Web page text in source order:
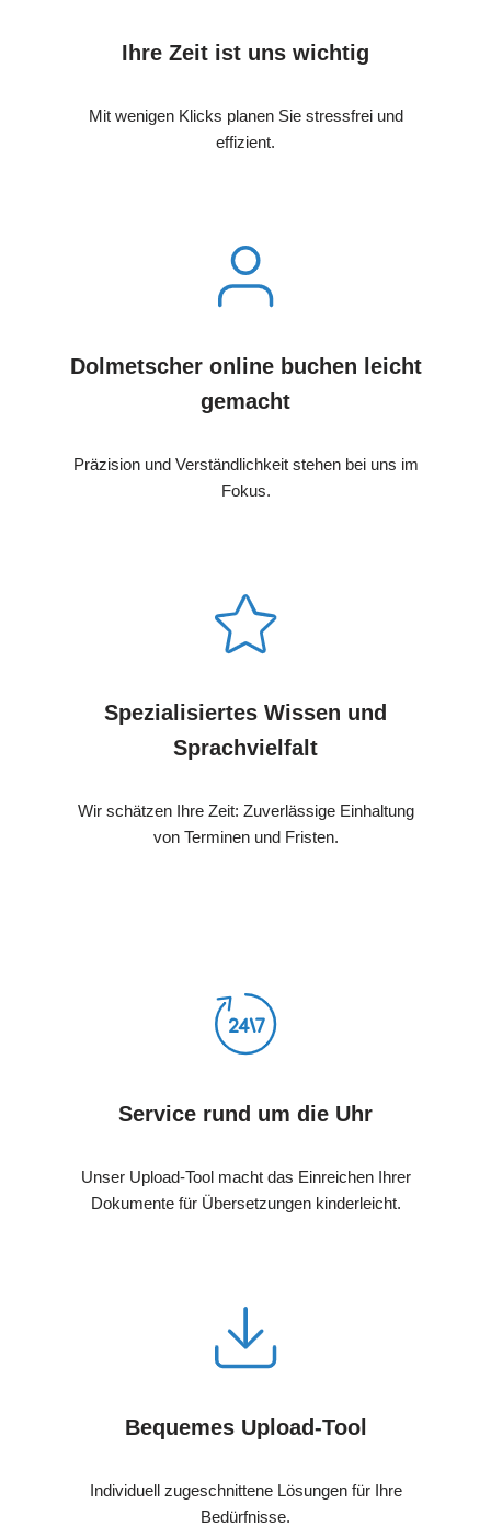
Ihre Zeit ist uns wichtig
Mit wenigen Klicks planen Sie stressfrei und
effizient.
Dolmetscher online buchen leicht
gemacht
Präzision und Verständlichkeit stehen bei uns im
Fokus.
Spezialisiertes Wissen und
Sprachvielfalt
Wir schätzen Ihre Zeit: Zuverlässige Einhaltung
von Terminen und Fristen.
Service rund um die Uhr
Unser Upload-Tool macht das Einreichen Ihrer
Dokumente für Übersetzungen kinderleicht.
Bequemes Upload-Tool
Individuell zugeschnittene Lösungen für Ihre
Bedürfnisse.